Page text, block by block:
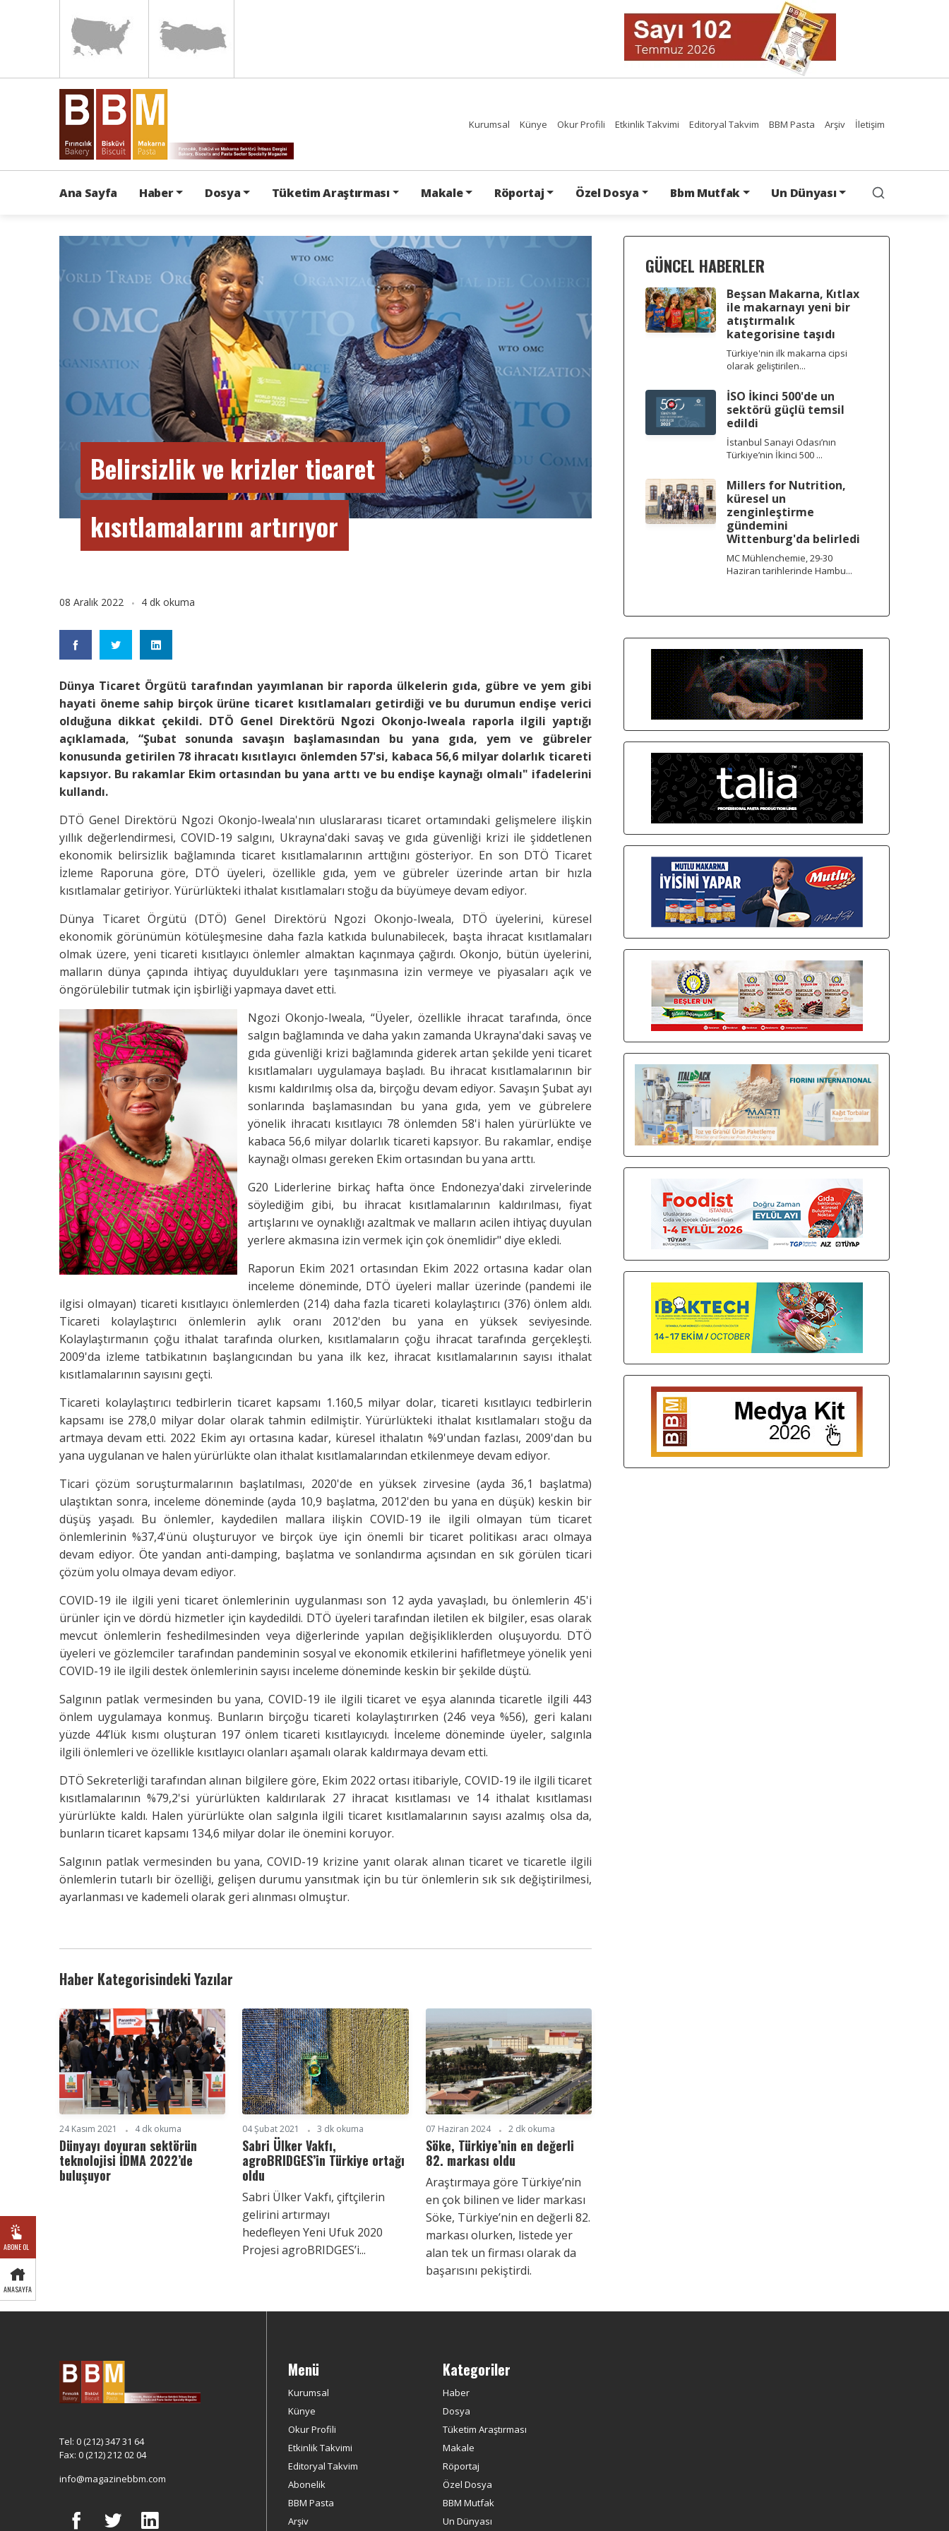
Kurumsal Künye Okur Profili Etkinlik Takvimi Editoryal Takvim BBM Pasta Arşiv İletişim
Ana Sayfa Haber Dosya Tüketim Araştırması Makale Röportaj Özel Dosya Bbm Mutfak Un Dünyası
ABONE OL
ANASAYFA
Belirsizlik ve krizler ticaret
kısıtlamalarını artırıyor
08 Aralık 2022 4 dk okuma
Dünya Ticaret Örgütü tarafından yayımlanan bir raporda ülkelerin gıda, gübre ve yem gibi
hayati öneme sahip birçok ürüne ticaret kısıtlamaları getirdiği ve bu durumun endişe verici
olduğuna dikkat çekildi. DTÖ Genel Direktörü Ngozi Okonjo-Iweala raporla ilgili yaptığı
açıklamada, “Şubat sonunda savaşın başlamasından bu yana gıda, yem ve gübreler
konusunda getirilen 78 ihracatı kısıtlayıcı önlemden 57'si, kabaca 56,6 milyar dolarlık ticareti
kapsıyor. Bu rakamlar Ekim ortasından bu yana arttı ve bu endişe kaynağı olmalı" ifadelerini
kullandı.
DTÖ Genel Direktörü Ngozi Okonjo-Iweala'nın uluslararası ticaret ortamındaki gelişmelere ilişkin
yıllık değerlendirmesi, COVID-19 salgını, Ukrayna'daki savaş ve gıda güvenliği krizi ile şiddetlenen
ekonomik belirsizlik bağlamında ticaret kısıtlamalarının arttığını gösteriyor. En son DTÖ Ticaret
İzleme Raporuna göre, DTÖ üyeleri, özellikle gıda, yem ve gübreler üzerinde artan bir hızla
kısıtlamalar getiriyor. Yürürlükteki ithalat kısıtlamaları stoğu da büyümeye devam ediyor.
Dünya Ticaret Örgütü (DTÖ) Genel Direktörü Ngozi Okonjo-Iweala, DTÖ üyelerini, küresel
ekonomik görünümün kötüleşmesine daha fazla katkıda bulunabilecek, başta ihracat kısıtlamaları
olmak üzere, yeni ticareti kısıtlayıcı önlemler almaktan kaçınmaya çağırdı. Okonjo, bütün üyelerini,
malların dünya çapında ihtiyaç duyuldukları yere taşınmasına izin vermeye ve piyasaları açık ve
öngörülebilir tutmak için işbirliği yapmaya davet etti.
Ngozi Okonjo-Iweala, “Üyeler, özellikle ihracat tarafında, önce
salgın bağlamında ve daha yakın zamanda Ukrayna'daki savaş ve
gıda güvenliği krizi bağlamında giderek artan şekilde yeni ticaret
kısıtlamaları uygulamaya başladı. Bu ihracat kısıtlamalarının bir
kısmı kaldırılmış olsa da, birçoğu devam ediyor. Savaşın Şubat ayı
sonlarında başlamasından bu yana gıda, yem ve gübrelere
yönelik ihracatı kısıtlayıcı 78 önlemden 58'i halen yürürlükte ve
kabaca 56,6 milyar dolarlık ticareti kapsıyor. Bu rakamlar, endişe
kaynağı olması gereken Ekim ortasından bu yana arttı.
G20 Liderlerine birkaç hafta önce Endonezya'daki zirvelerinde
söylediğim gibi, bu ihracat kısıtlamalarının kaldırılması, fiyat
artışlarını ve oynaklığı azaltmak ve malların acilen ihtiyaç duyulan
yerlere akmasına izin vermek için çok önemlidir" diye ekledi.
Raporun Ekim 2021 ortasından Ekim 2022 ortasına kadar olan
inceleme döneminde, DTÖ üyeleri mallar üzerinde (pandemi ile
ilgisi olmayan) ticareti kısıtlayıcı önlemlerden (214) daha fazla ticareti kolaylaştırıcı (376) önlem aldı.
Ticareti kolaylaştırıcı önlemlerin aylık oranı 2012'den bu yana en yüksek seviyesinde.
Kolaylaştırmanın çoğu ithalat tarafında olurken, kısıtlamaların çoğu ihracat tarafında gerçekleşti.
2009'da izleme tatbikatının başlangıcından bu yana ilk kez, ihracat kısıtlamalarının sayısı ithalat
kısıtlamalarının sayısını geçti.
Ticareti kolaylaştırıcı tedbirlerin ticaret kapsamı 1.160,5 milyar dolar, ticareti kısıtlayıcı tedbirlerin
kapsamı ise 278,0 milyar dolar olarak tahmin edilmiştir. Yürürlükteki ithalat kısıtlamaları stoğu da
artmaya devam etti. 2022 Ekim ayı ortasına kadar, küresel ithalatın %9'undan fazlası, 2009'dan bu
yana uygulanan ve halen yürürlükte olan ithalat kısıtlamalarından etkilenmeye devam ediyor.
Ticari çözüm soruşturmalarının başlatılması, 2020'de en yüksek zirvesine (ayda 36,1 başlatma)
ulaştıktan sonra, inceleme döneminde (ayda 10,9 başlatma, 2012'den bu yana en düşük) keskin bir
düşüş yaşadı. Bu önlemler, kaydedilen mallara ilişkin COVID-19 ile ilgili olmayan tüm ticaret
önlemlerinin %37,4'ünü oluşturuyor ve birçok üye için önemli bir ticaret politikası aracı olmaya
devam ediyor. Öte yandan anti-damping, başlatma ve sonlandırma açısından en sık görülen ticari
çözüm yolu olmaya devam ediyor.
COVID-19 ile ilgili yeni ticaret önlemlerinin uygulanması son 12 ayda yavaşladı, bu önlemlerin 45'i
ürünler için ve dördü hizmetler için kaydedildi. DTÖ üyeleri tarafından iletilen ek bilgiler, esas olarak
mevcut önlemlerin feshedilmesinden veya diğerlerinde yapılan değişikliklerden oluşuyordu. DTÖ
üyeleri ve gözlemciler tarafından pandeminin sosyal ve ekonomik etkilerini hafifletmeye yönelik yeni
COVID-19 ile ilgili destek önlemlerinin sayısı inceleme döneminde keskin bir şekilde düştü.
Salgının patlak vermesinden bu yana, COVID-19 ile ilgili ticaret ve eşya alanında ticaretle ilgili 443
önlem uygulamaya konmuş. Bunların birçoğu ticareti kolaylaştırırken (246 veya %56), geri kalanı
yüzde 44’lük kısmı oluşturan 197 önlem ticareti kısıtlayıcıydı. İnceleme döneminde üyeler, salgınla
ilgili önlemleri ve özellikle kısıtlayıcı olanları aşamalı olarak kaldırmaya devam etti.
DTÖ Sekreterliği tarafından alınan bilgilere göre, Ekim 2022 ortası itibariyle, COVID-19 ile ilgili ticaret
kısıtlamalarının %79,2'si yürürlükten kaldırılarak 27 ihracat kısıtlaması ve 14 ithalat kısıtlaması
yürürlükte kaldı. Halen yürürlükte olan salgınla ilgili ticaret kısıtlamalarının sayısı azalmış olsa da,
bunların ticaret kapsamı 134,6 milyar dolar ile önemini koruyor.
Salgının patlak vermesinden bu yana, COVID-19 krizine yanıt olarak alınan ticaret ve ticaretle ilgili
önlemlerin tutarlı bir özelliği, gelişen durumu yansıtmak için bu tür önlemlerin sık sık değiştirilmesi,
ayarlanması ve kademeli olarak geri alınması olmuştur.
Haber Kategorisindeki Yazılar
24 Kasım 2021 4 dk okuma
Dünyayı doyuran sektörün
teknolojisi İDMA 2022’de
buluşuyor
04 Şubat 2021 3 dk okuma
Sabri Ülker Vakfı,
agroBRIDGES’in Türkiye ortağı
oldu
Sabri Ülker Vakfı, çiftçilerin
gelirini artırmayı
hedefleyen Yeni Ufuk 2020
Projesi agroBRIDGES’i...
07 Haziran 2024 2 dk okuma
Söke, Türkiye’nin en değerli
82. markası oldu
Araştırmaya göre Türkiye’nin
en çok bilinen ve lider markası
Söke, Türkiye’nin en değerli 82.
markası olurken, listede yer
alan tek un firması olarak da
başarısını pekiştirdi.
GÜNCEL HABERLER
Beşsan Makarna, Kıtlax
ile makarnayı yeni bir
atıştırmalık
kategorisine taşıdı
Türkiye'nin ilk makarna cipsi
olarak geliştirilen...
İSO İkinci 500'de un
sektörü güçlü temsil
edildi
İstanbul Sanayi Odası’nın
Türkiye’nin İkinci 500 ...
Millers for Nutrition,
küresel un
zenginleştirme
gündemini
Wittenburg'da belirledi
MC Mühlenchemie, 29-30
Haziran tarihlerinde Hambu...
Tel: 0 (212) 347 31 64
Fax: 0 (212) 212 02 04
info@magazinebbm.com
Menü
Kurumsal
Künye
Okur Profili
Etkinlik Takvimi
Editoryal Takvim
Abonelik
BBM Pasta
Arşiv
Kategoriler
Haber
Dosya
Tüketim Araştırması
Makale
Röportaj
Özel Dosya
BBM Mutfak
Un Dünyası